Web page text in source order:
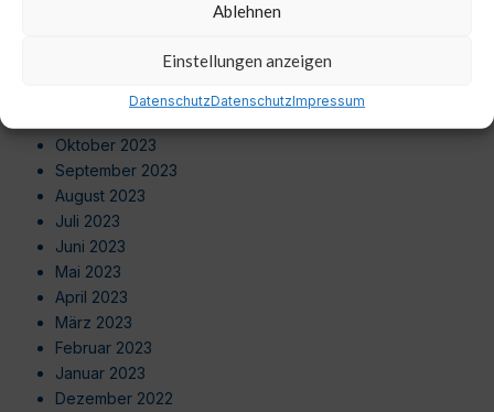
Ablehnen
Einstellungen anzeigen
DatenschutzDatenschutzImpressum
Dezember 2023
Oktober 2023
September 2023
August 2023
Juli 2023
Juni 2023
Mai 2023
April 2023
März 2023
Februar 2023
Januar 2023
Dezember 2022